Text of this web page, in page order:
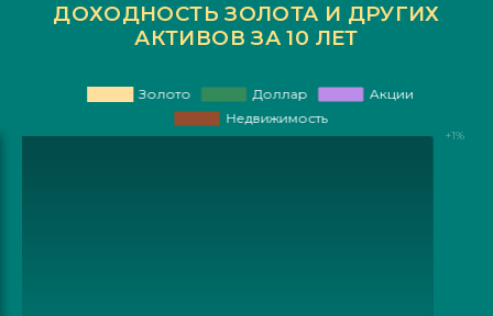
ДОХОДНОСТЬ ЗОЛОТА И ДРУГИХ
АКТИВОВ ЗА 10 ЛЕТ